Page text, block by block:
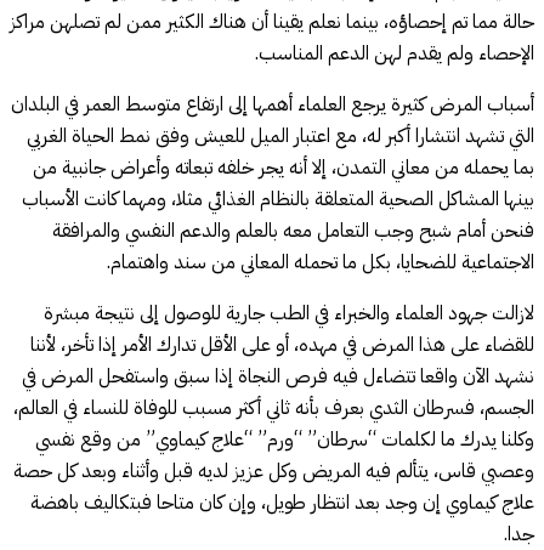
حالة مما تم إحصاؤه، بينما نعلم يقينا أن هناك الكثير ممن لم تصلهن مراكز
الإحصاء ولم يقدم لهن الدعم المناسب.
أسباب المرض كثيرة يرجع العلماء أهمها إلى ارتفاع متوسط العمر في البلدان
التي تشهد انتشارا أكبر له، مع اعتبار الميل للعيش وفق نمط الحياة الغربي
بما يحمله من معاني التمدن، إلا أنه يجر خلفه تبعاته وأعراض جانبية من
بينها المشاكل الصحية المتعلقة بالنظام الغذائي مثلا، ومهما كانت الأسباب
فنحن أمام شبح وجب التعامل معه بالعلم والدعم النفسي والمرافقة
الاجتماعية للضحايا، بكل ما تحمله المعاني من سند واهتمام.
لازالت جهود العلماء والخبراء في الطب جارية للوصول إلى نتيجة مبشرة
للقضاء على هذا المرض في مهده، أو على الأقل تدارك الأمر إذا تأخر، لأننا
نشهد الآن واقعا تتضاءل فيه فرص النجاة إذا سبق واستفحل المرض في
الجسم، فسرطان الثدي بعرف بأنه ثاني أكثر مسبب للوفاة للنساء في العالم،
وكلنا يدرك ما لكلمات “سرطان” “ورم” “علاج كيماوي” من وقع نفسي
وعصبي قاس، يتألم فيه المريض وكل عزيز لديه قبل وأثناء وبعد كل حصة
علاج كيماوي إن وجد بعد انتظار طويل، وإن كان متاحا فبتكاليف باهضة
جدا.